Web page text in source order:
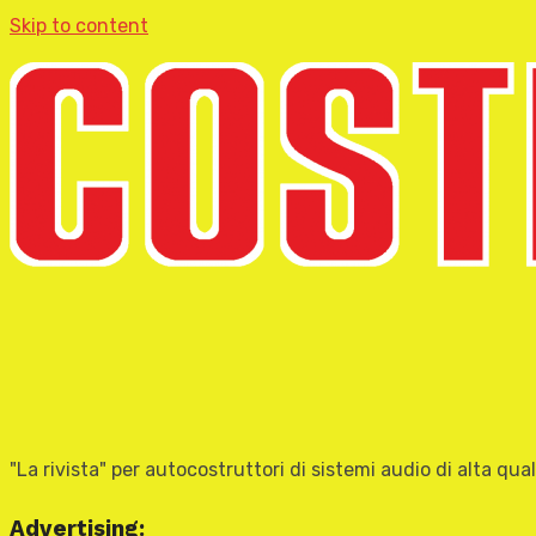
Skip to content
"La rivista" per autocostruttori di sistemi audio di alta
Advertising: